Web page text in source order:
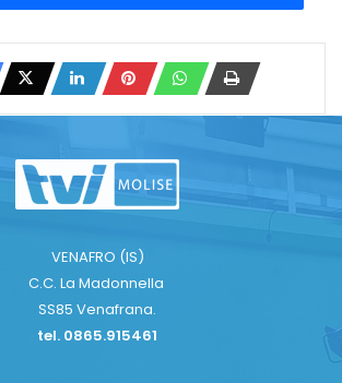
VENAFRO (IS)
C.C. La Madonnella
SS85 Venafrana.
tel. 0865.915461